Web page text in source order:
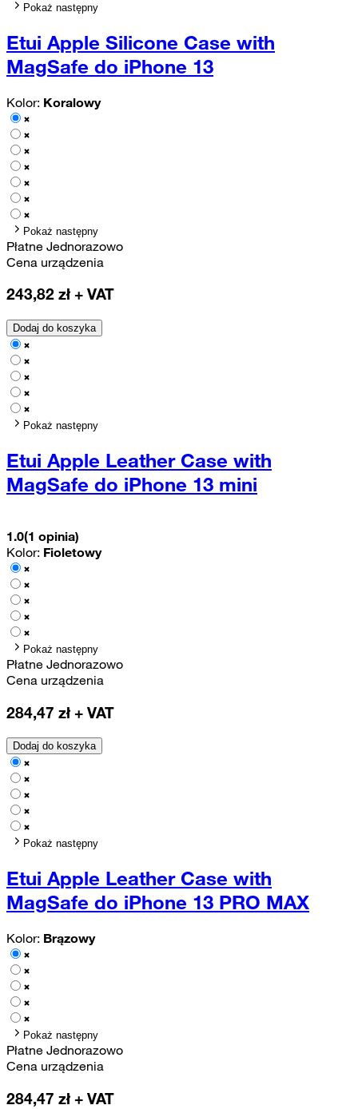
Pokaż następny
Etui Apple Silicone Case with
MagSafe do iPhone 13
Kolor: Koralowy
Pokaż następny
Płatne Jednorazowo
Cena urządzenia
243,82 zł + VAT
Dodaj do koszyka
Pokaż następny
Etui Apple Leather Case with
MagSafe do iPhone 13 mini
1.0(1 opinia)
Kolor: Fioletowy
Pokaż następny
Płatne Jednorazowo
Cena urządzenia
284,47 zł + VAT
Dodaj do koszyka
Pokaż następny
Etui Apple Leather Case with
MagSafe do iPhone 13 PRO MAX
Kolor: Brązowy
Pokaż następny
Płatne Jednorazowo
Cena urządzenia
284,47 zł + VAT